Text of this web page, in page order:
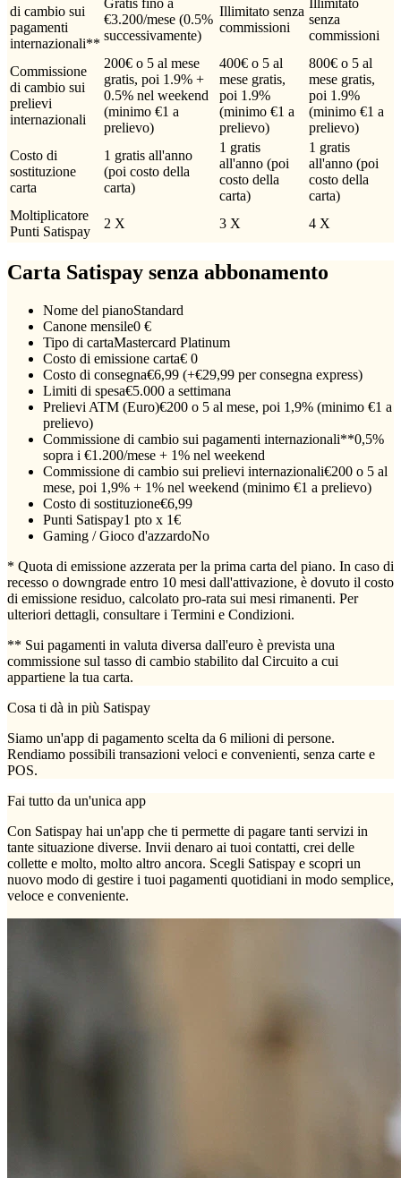
di cambio sui
pagamenti
internazionali**
Gratis fino a
€3.200/mese (0.5%
successivamente)
Illimitato senza
commissioni
Illimitato
senza
commissioni
Commissione
di cambio sui
prelievi
internazionali
200€ o 5 al mese
gratis, poi 1.9% +
0.5% nel weekend
(minimo €1 a
prelievo)
400€ o 5 al
mese gratis,
poi 1.9%
(minimo €1 a
prelievo)
800€ o 5 al
mese gratis,
poi 1.9%
(minimo €1 a
prelievo)
Costo di
sostituzione
carta
1 gratis all'anno
(poi costo della
carta)
1 gratis
all'anno (poi
costo della
carta)
1 gratis
all'anno (poi
costo della
carta)
Moltiplicatore
Punti Satispay
2 X 3 X 4 X
Carta Satispay senza abbonamento
Nome del pianoStandard
Canone mensile0 €
Tipo di cartaMastercard Platinum
Costo di emissione carta€ 0
Costo di consegna€6,99 (+€29,99 per consegna express)
Limiti di spesa€5.000 a settimana
Prelievi ATM (Euro)€200 o 5 al mese, poi 1,9% (minimo €1 a
prelievo)
Commissione di cambio sui pagamenti internazionali**0,5%
sopra i €1.200/mese + 1% nel weekend
Commissione di cambio sui prelievi internazionali€200 o 5 al
mese, poi 1,9% + 1% nel weekend (minimo €1 a prelievo)
Costo di sostituzione€6,99
Punti Satispay1 pto x 1€
Gaming / Gioco d'azzardoNo
* Quota di emissione azzerata per la prima carta del piano. In caso di
recesso o downgrade entro 10 mesi dall'attivazione, è dovuto il costo
di emissione residuo, calcolato pro-rata sui mesi rimanenti. Per
ulteriori dettagli, consultare i Termini e Condizioni.
** Sui pagamenti in valuta diversa dall'euro è prevista una
commissione sul tasso di cambio stabilito dal Circuito a cui
appartiene la tua carta.
Cosa ti dà in più Satispay
Siamo un'app di pagamento scelta da 6 milioni di persone.
Rendiamo possibili transazioni veloci e convenienti, senza carte e
POS.
Fai tutto da un'unica app
Con Satispay hai un'app che ti permette di pagare tanti servizi in
tante situazione diverse. Invii denaro ai tuoi contatti, crei delle
collette e molto, molto altro ancora. Scegli Satispay e scopri un
nuovo modo di gestire i tuoi pagamenti quotidiani in modo semplice,
veloce e conveniente.